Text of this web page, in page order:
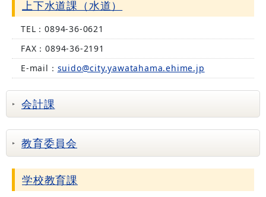
上下水道課（水道）
TEL：0894-36-0621
FAX：0894-36-2191
E-mail： suido@city.yawatahama.ehime.jp
会計課
教育委員会
学校教育課